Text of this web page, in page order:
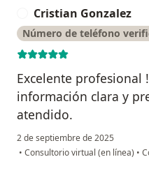
Cristian Gonzalez
Número de teléfono
Excelente profesional
información clara y
atendido.
2 de septiembre de 2025
• Consultorio virtual (en línea) •